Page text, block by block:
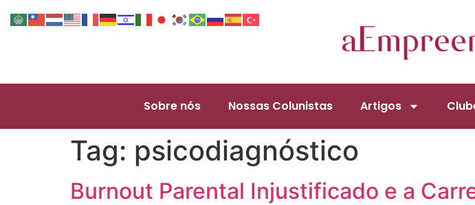
Sobre nós Nossas Colunistas Artigos
Tag: psicodiagnóstico
Burnout Parental Injustificado e a